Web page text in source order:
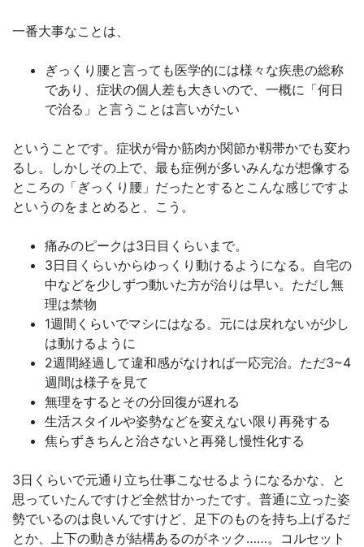
一番大事なことは、
ぎっくり腰と言っても医学的には様々な疾患の総称
であり、症状の個人差も大きいので、一概に「何日
で治る」と言うことは言いがたい
ということです。症状が骨か筋肉か関節か靱帯かでも変わ
るし。しかしその上で、最も症例が多いみんなが想像する
ところの「ぎっくり腰」だったとするとこんな感じですよ
というのをまとめると、こう。
痛みのピークは3日目くらいまで。
3日目くらいからゆっくり動けるようになる。自宅の
中などを少しずつ動いた方が治りは早い。ただし無
理は禁物
1週間くらいでマシにはなる。元には戻れないが少し
は動けるように
2週間経過して違和感がなければ一応完治。ただ3~4
週間は様子を見て
無理をするとその分回復が遅れる
生活スタイルや姿勢などを変えない限り再発する
焦らずきちんと治さないと再発し慢性化する
3日くらいで元通り立ち仕事こなせるようになるかな、と
思っていたんですけど全然甘かったです。普通に立った姿
勢でいるのは良いんですけど、足下のものを持ち上げるだ
とか、上下の動きが結構あるのがネック……。コルセット